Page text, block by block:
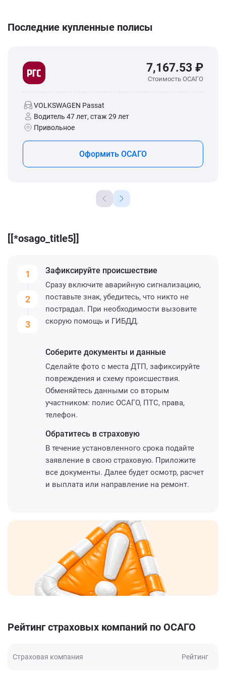
Последние купленные полисы
7,167.53 ₽
Стоимость ОСАГО
VOLKSWAGEN Passat
Водитель 47 лет, стаж 29 лет
Привольное
Оформить ОСАГО
[[*osago_title5]]
1
2
3
Зафиксируйте происшествие
Сразу включите аварийную сигнализацию,
поставьте знак, убедитесь, что никто не
пострадал. При необходимости вызовите
скорую помощь и ГИБДД.
Соберите документы и данные
Сделайте фото с места ДТП, зафиксируйте
повреждения и схему происшествия.
Обменяйтесь данными со вторым
участником: полис ОСАГО, ПТС, права,
телефон.
Обратитесь в страховую
В течение установленного срока подайте
заявление в свою страховую. Приложите
все документы. Далее будет осмотр, расчет
и выплата или направление на ремонт.
Рейтинг страховых компаний по ОСАГО
Страховая компания Рейтинг